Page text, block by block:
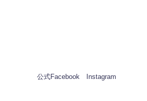
公式Facebook Instagram